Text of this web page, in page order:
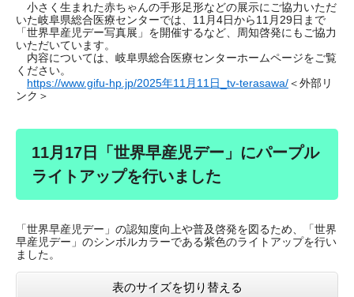
小さく生まれた赤ちゃんの手形足形などの展示にご協力いただ
いた岐阜県総合医療センターでは、11月4日から11月29日まで
「世界早産児デー写真展」を開催するなど、周知啓発にもご協力
いただいています。
内容については、岐阜県総合医療センターホームページをご覧
ください。
https://www.gifu-hp.jp/2025年11月11日_tv-terasawa/＜外部リ
ンク＞
11月17日「世界早産児デー」にパープル
ライトアップを行いました
「世界早産児デー」の認知度向上や普及啓発を図るため、「世界
早産児デー」のシンボルカラーである紫色のライトアップを行い
ました。
表のサイズを切り替える